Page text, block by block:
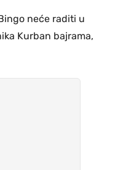
neće raditi u
Kurban bajrama,